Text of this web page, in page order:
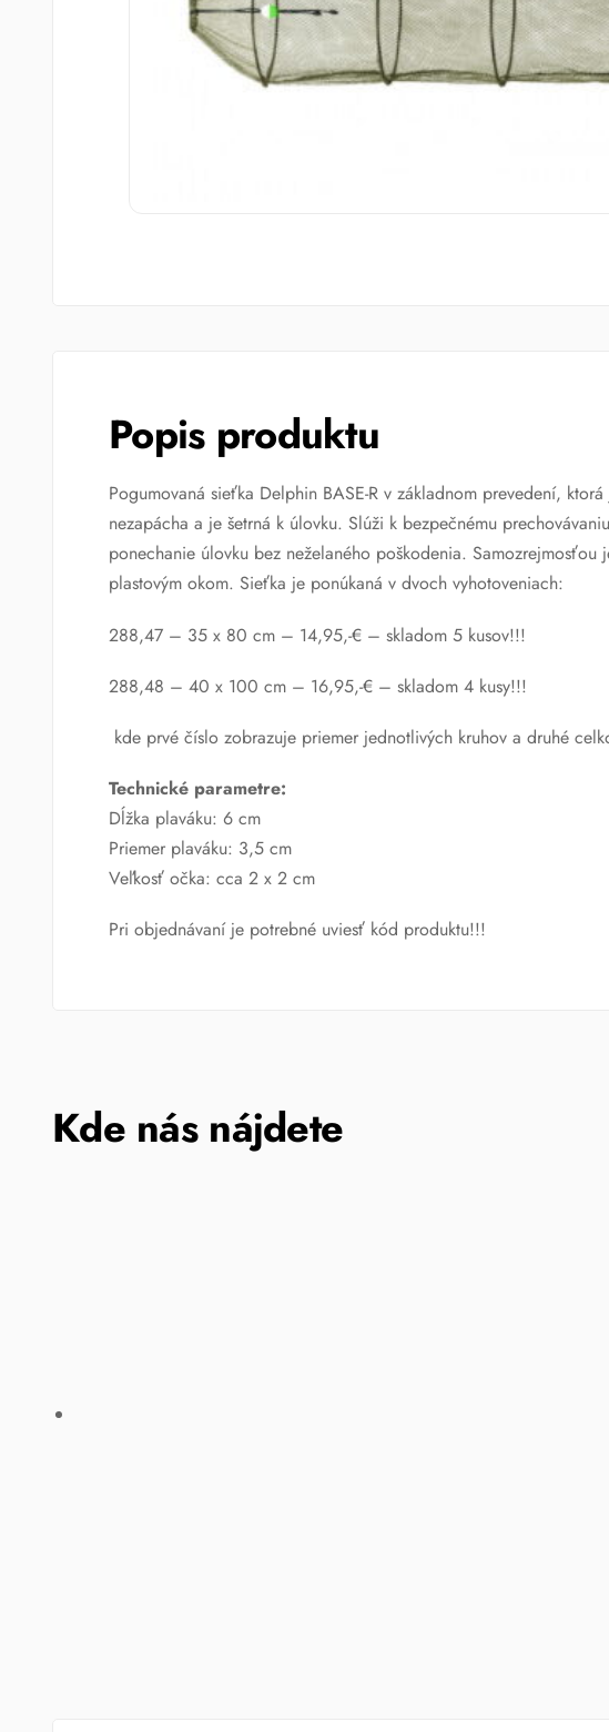
Popis produktu
Pogumovaná sieťka Delphin BASE-R v základnom prevedení,
nezapácha a je šetrná k úlovku. Slúži k bezpečnému
ponechanie úlovku bez neželaného poškodenia.
plastovým okom. Sieťka je ponúkaná v dvoch vyhotoveniach:
288,47 – 35 x 80 cm – 14,95,-€ – skladom 5 kusov!!!
288,48 – 40 x 100 cm – 16,95,-€ – skladom 4 kusy!!!
kde prvé číslo zobrazuje priemer jednotlivých kruhov a druhé
Technické parametre:
Dĺžka plaváku: 6 cm
Priemer plaváku: 3,5 cm
Veľkosť očka: cca 2 x 2 cm
Pri objednávaní je potrebné uviesť kód produktu!!!
Kde nás nájdete